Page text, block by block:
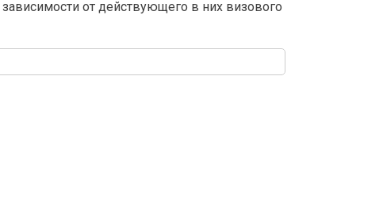
от действующего в них визового